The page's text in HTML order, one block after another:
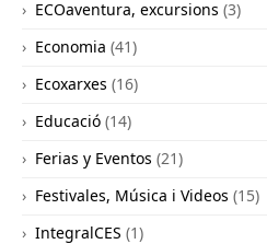
ECOaventura, excursions (3)
Economia (41)
Ecoxarxes (16)
Educació (14)
Ferias y Eventos (21)
Festivales, Música i Videos (15)
IntegralCES (1)